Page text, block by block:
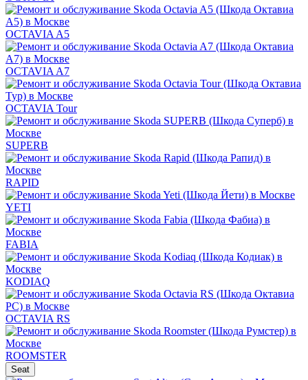
OCTAVIA A5
OCTAVIA A7
OCTAVIA Tour
SUPERB
RAPID
YETI
FABIA
KODIAQ
OCTAVIA RS
ROOMSTER
Seat